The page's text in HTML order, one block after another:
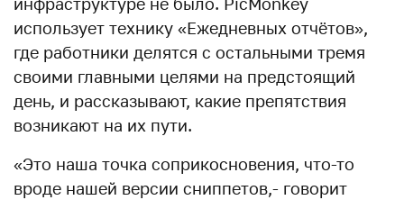
использует технику «Ежедневных отчётов»,
где работники делятся с остальными тремя
своими главными целями на предстоящий
день, и рассказывают, какие препятствия
возникают на их пути.
«Это наша точка соприкосновения, что-то
вроде нашей версии сниппетов,- говорит